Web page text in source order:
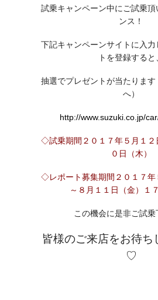
試乗キャンペーン中にご試乗頂
ンス！
下記キャンペーンサイトに入
トを登録すると
抽選でプレゼントが当たりま
へ）
http://www.suzuki.co.jp/
◇試乗期間２０１７年５月１２
０日（木）
◇レポート募集期間２０１７年
～８月１１日（金）１
この機会に是非ご試乗
皆様のご来店をお待ち
♡